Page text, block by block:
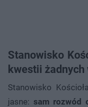
Stanowisko
kwestii
Stanowisko
jasne: sam rozwód